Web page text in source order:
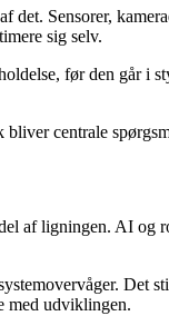
Sensorer,
sig selv.
før den går i
centrale
af ligningen. AI
Det
med udviklingen.